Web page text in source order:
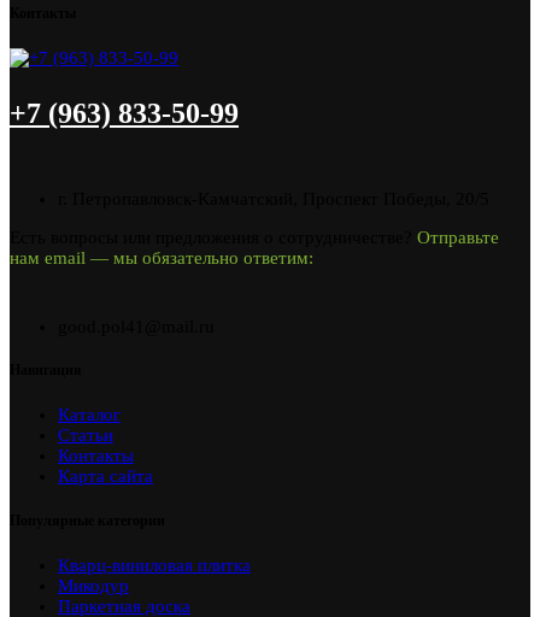
+7 (963) 833-50-99
Отправьте
нам email — мы обязательно ответим:
Каталог
Статьи
Контакты
Карта сайта
Кварц-виниловая плитка
Микодур
Паркетная доска